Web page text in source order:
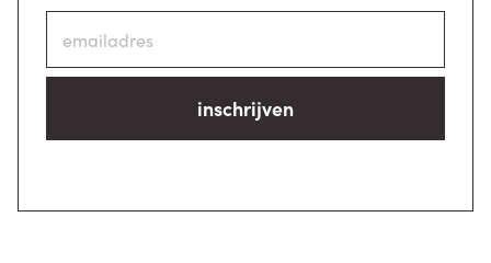
inschrijven